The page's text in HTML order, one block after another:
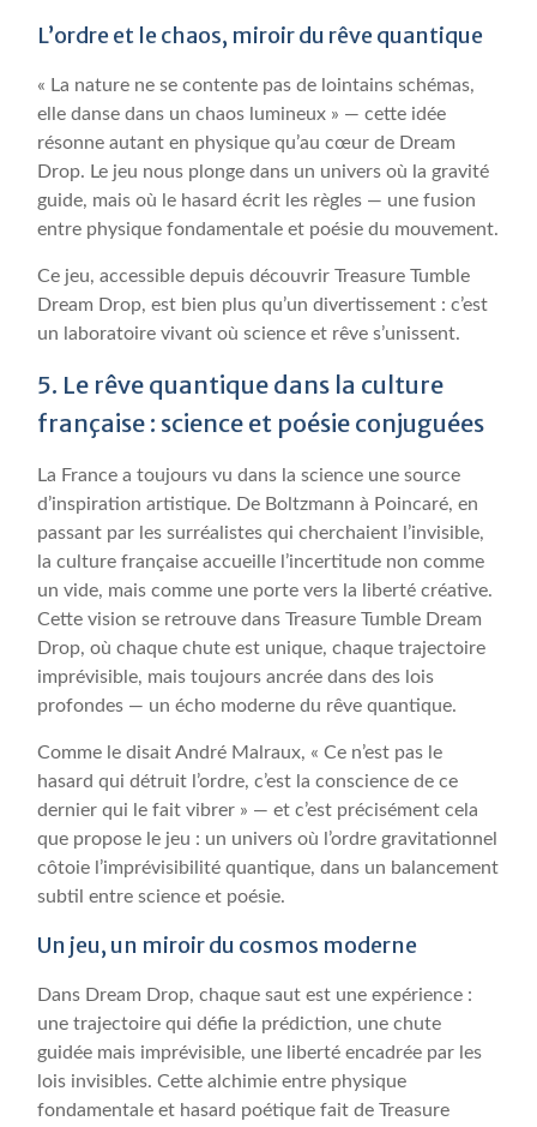
L’ordre et le chaos, miroir du rêve quantique
« La nature ne se contente pas de lointains schémas,
elle danse dans un chaos lumineux » — cette idée
résonne autant en physique qu’au cœur de Dream
Drop. Le jeu nous plonge dans un univers où la gravité
guide, mais où le hasard écrit les règles — une fusion
entre physique fondamentale et poésie du mouvement.
Ce jeu, accessible depuis découvrir Treasure Tumble
Dream Drop, est bien plus qu’un divertissement : c’est
un laboratoire vivant où science et rêve s’unissent.
5. Le rêve quantique dans la culture
française : science et poésie conjuguées
La France a toujours vu dans la science une source
d’inspiration artistique. De Boltzmann à Poincaré, en
passant par les surréalistes qui cherchaient l’invisible,
la culture française accueille l’incertitude non comme
un vide, mais comme une porte vers la liberté créative.
Cette vision se retrouve dans Treasure Tumble Dream
Drop, où chaque chute est unique, chaque trajectoire
imprévisible, mais toujours ancrée dans des lois
profondes — un écho moderne du rêve quantique.
Comme le disait André Malraux, « Ce n’est pas le
hasard qui détruit l’ordre, c’est la conscience de ce
dernier qui le fait vibrer » — et c’est précisément cela
que propose le jeu : un univers où l’ordre gravitationnel
côtoie l’imprévisibilité quantique, dans un balancement
subtil entre science et poésie.
Un jeu, un miroir du cosmos moderne
Dans Dream Drop, chaque saut est une expérience :
une trajectoire qui défie la prédiction, une chute
guidée mais imprévisible, une liberté encadrée par les
lois invisibles. Cette alchimie entre physique
fondamentale et hasard poétique fait de Treasure